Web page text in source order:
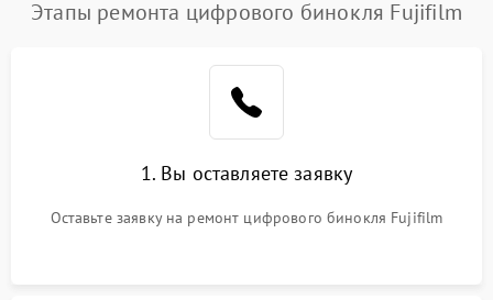
Неправильная передача
Подробнее →
1000 ₽
Перегрев устройства
Этапы ремонта цифрового бинокля Fujifilm
1. Вы оставляете заявку
Оставьте заявку на ремонт цифрового бинокля Fujifilm